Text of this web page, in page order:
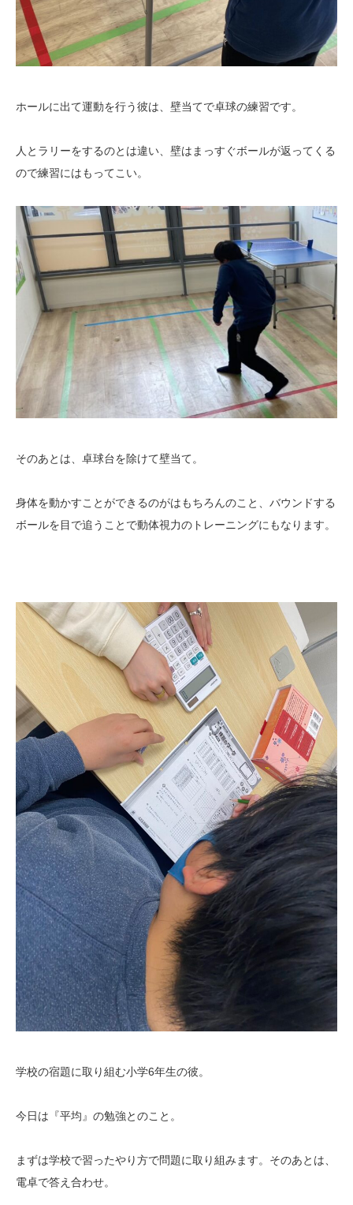
ホールに出て運動を行う彼は、壁当てで卓球の練習です。
人とラリーをするのとは違い、壁はまっすぐボールが返ってくる
ので練習にはもってこい。
そのあとは、卓球台を除けて壁当て。
身体を動かすことができるのがはもちろんのこと、バウンドする
ボールを目で追うことで動体視力のトレーニングにもなります。
学校の宿題に取り組む小学6年生の彼。
今日は『平均』の勉強とのこと。
まずは学校で習ったやり方で問題に取り組みます。そのあとは、
電卓で答え合わせ。